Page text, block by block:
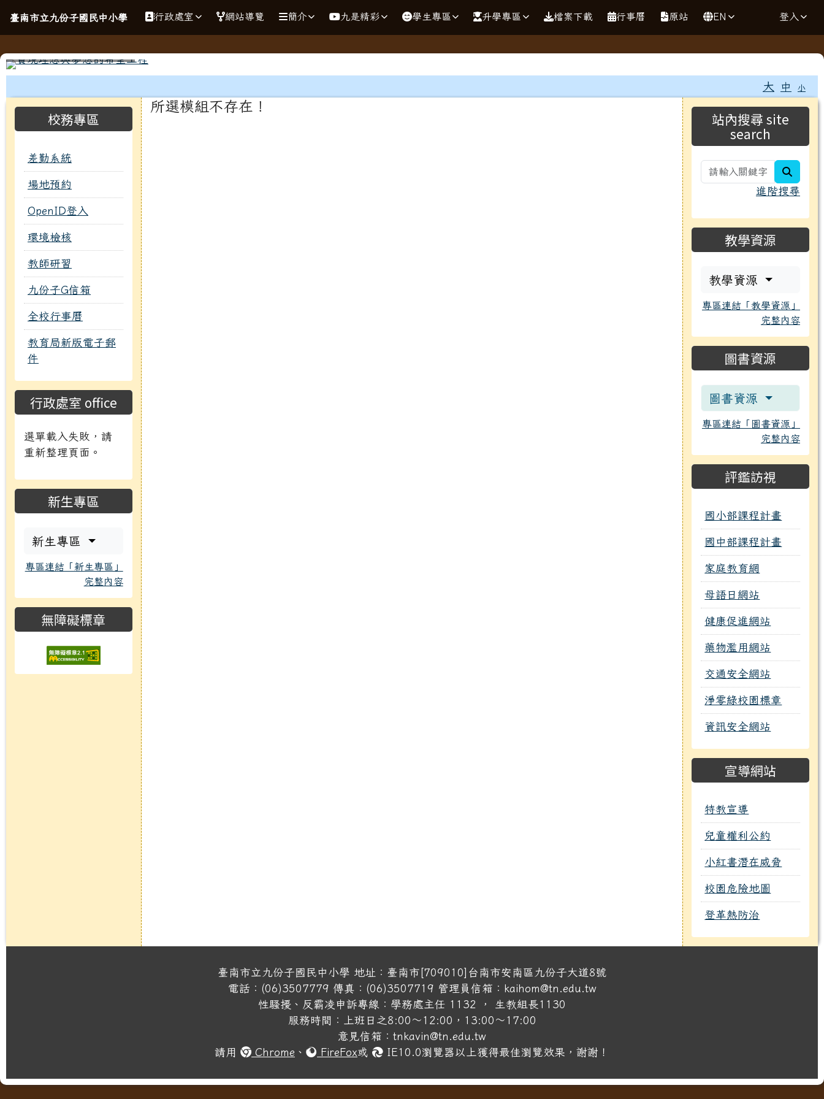
臺南市立九份子國民中小學
導覽列
臺南市立九份子國民中小學 行政處室 網站導覽 簡介 九是精彩 學生專區 升學專區 檔案下載 行事曆 原站 EN 登入
大 中 小
左邊區域內容
校務專區
差勤系統
場地預約
OpenID登入
環境檢核
教師研習
九份子G信箱
全校行事曆
教育局新版電子郵
件
行政處室 office
選單載入失敗，請
重新整理頁面。
新生專區
新生專區
專區連結「新生專區」
完整內容
無障礙標章
主內容區域
所選模組不存在！
右邊區域內容
站內搜尋 site
search
進階搜尋
教學資源
教學資源
專區連結「教學資源」
完整內容
圖書資源
圖書資源
專區連結「圖書資源」
完整內容
評鑑訪視
國小部課程計畫
國中部課程計畫
家庭教育網
母語日網站
健康促進網站
藥物濫用網站
交通安全網站
淨零綠校園標章
資訊安全網站
宣導網站
特教宣導
兒童權利公約
小紅書潛在威脅
校園危險地圖
登革熱防治
頁尾區域
臺南市立九份子國民中小學 地址：臺南市[709010]台南市安南區九份子大道8號
電話：(06)3507779 傳真：(06)3507719 管理員信箱：kaihom@tn.edu.tw
性騷擾、反霸凌申訴專線：學務處主任 1132 ， 生教組長1130
服務時間：上班日之8:00～12:00，13:00～17:00
意見信箱：tnkavin@tn.edu.tw
請用
Chrome 、 FireFox或 IE10.0瀏覽器以上獲得最佳瀏覽效果，謝謝！